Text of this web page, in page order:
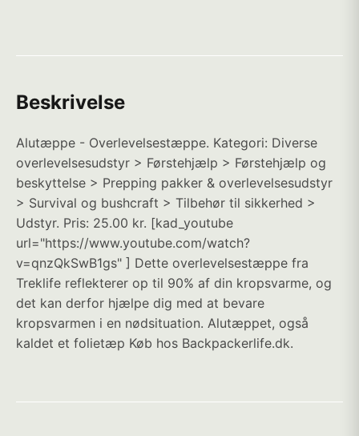
Beskrivelse
Alutæppe - Overlevelsestæppe. Kategori: Diverse
overlevelsesudstyr > Førstehjælp > Førstehjælp og
beskyttelse > Prepping pakker & overlevelsesudstyr
> Survival og bushcraft > Tilbehør til sikkerhed >
Udstyr. Pris: 25.00 kr. [kad_youtube
url="https://www.youtube.com/watch?
v=qnzQkSwB1gs" ] Dette overlevelsestæppe fra
Treklife reflekterer op til 90% af din kropsvarme, og
det kan derfor hjælpe dig med at bevare
kropsvarmen i en nødsituation. Alutæppet, også
kaldet et folietæp Køb hos Backpackerlife.dk.